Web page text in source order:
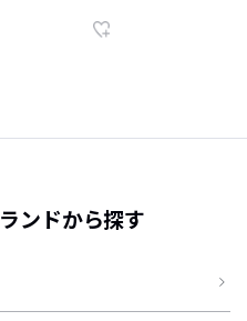
ンドから探す